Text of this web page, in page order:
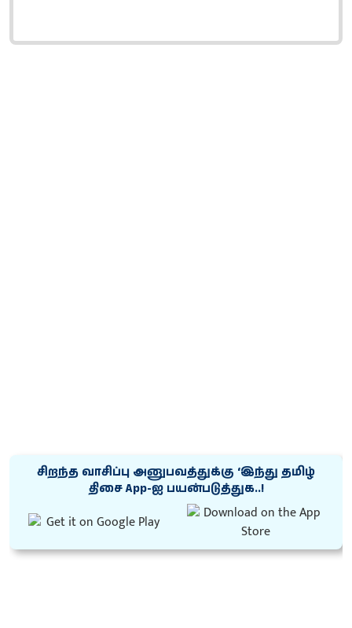
சிறந்த வாசிப்பு அனுபவத்துக்கு ‘இந்து தமிழ்
திசை App-ஐ பயன்படுத்துக..!